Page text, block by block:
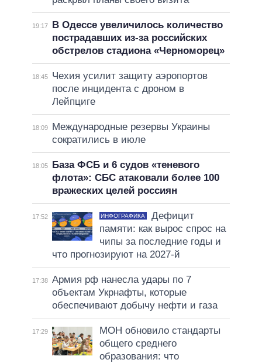
19:17
В Одессе увеличилось количество
пострадавших из-за российских
обстрелов стадиона «Черноморец»
18:45
Чехия усилит защиту аэропортов
после инцидента с дроном в
Лейпциге
18:09
Международные резервы Украины
сократились в июле
18:05
База ФСБ и 6 судов «теневого
флота»: СБС атаковали более 100
вражеских целей россиян
17:52 ИНФОГРАФИКА
Дефицит
памяти: как вырос спрос на
чипы за последние годы и
что прогнозируют на 2027-й
17:38 Армия рф нанесла удары по 7
объектам Укрнафты, которые
обеспечивают добычу нефти и газа
17:29
МОН обновило стандарты
общего среднего
образования: что